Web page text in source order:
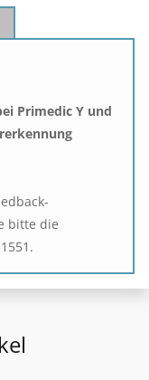
Primedic Y und
bitte die